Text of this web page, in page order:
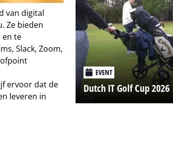
van digital
Ze bieden
en te
Slack, Zoom,
ervoor dat de
leveren in
EVENT
Dutch IT Golf Cup 2026